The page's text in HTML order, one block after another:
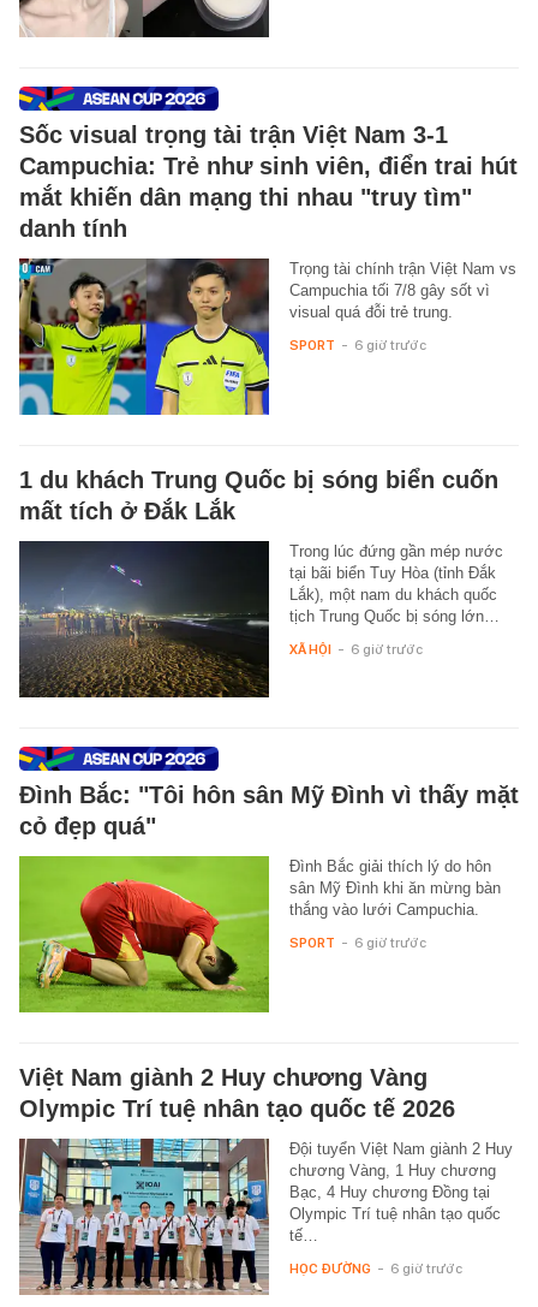
Sốc visual trọng tài trận Việt Nam 3-1
Campuchia: Trẻ như sinh viên, điển trai hút
mắt khiến dân mạng thi nhau "truy tìm"
danh tính
Trọng tài chính trận Việt Nam vs
Campuchia tối 7/8 gây sốt vì
visual quá đỗi trẻ trung.
SPORT - 6 giờ trước
1 du khách Trung Quốc bị sóng biển cuốn
mất tích ở Đắk Lắk
Trong lúc đứng gần mép nước
tại bãi biển Tuy Hòa (tỉnh Đắk
Lắk), một nam du khách quốc
tịch Trung Quốc bị sóng lớn…
XÃ HỘI - 6 giờ trước
Đình Bắc: "Tôi hôn sân Mỹ Đình vì thấy mặt
cỏ đẹp quá"
Đình Bắc giải thích lý do hôn
sân Mỹ Đình khi ăn mừng bàn
thắng vào lưới Campuchia.
SPORT - 6 giờ trước
Việt Nam giành 2 Huy chương Vàng
Olympic Trí tuệ nhân tạo quốc tế 2026
Đội tuyển Việt Nam giành 2 Huy
chương Vàng, 1 Huy chương
Bạc, 4 Huy chương Đồng tại
Olympic Trí tuệ nhân tạo quốc
tế…
HỌC ĐƯỜNG - 6 giờ trước